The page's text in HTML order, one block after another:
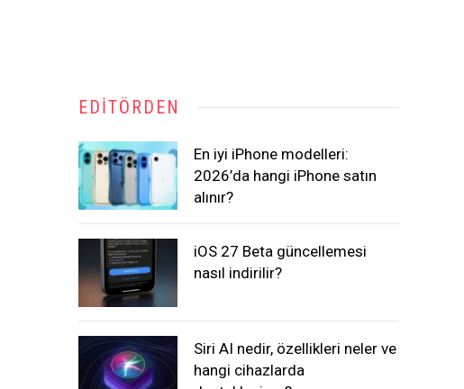
EDITÖRDEN
En iyi iPhone modelleri:
2026’da hangi iPhone satın
alınır?
iOS 27 Beta güncellemesi
nasıl indirilir?
Siri AI nedir, özellikleri neler ve
hangi cihazlarda